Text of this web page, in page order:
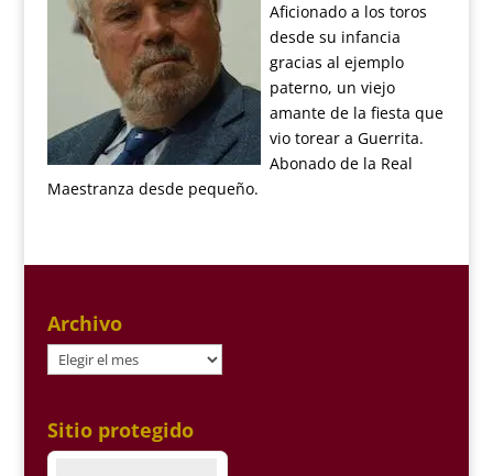
Aficionado a los toros
desde su infancia
gracias al ejemplo
paterno, un viejo
amante de la fiesta que
vio torear a Guerrita.
Abonado de la Real
Maestranza desde pequeño.
Archivo
Archivo
Sitio protegido